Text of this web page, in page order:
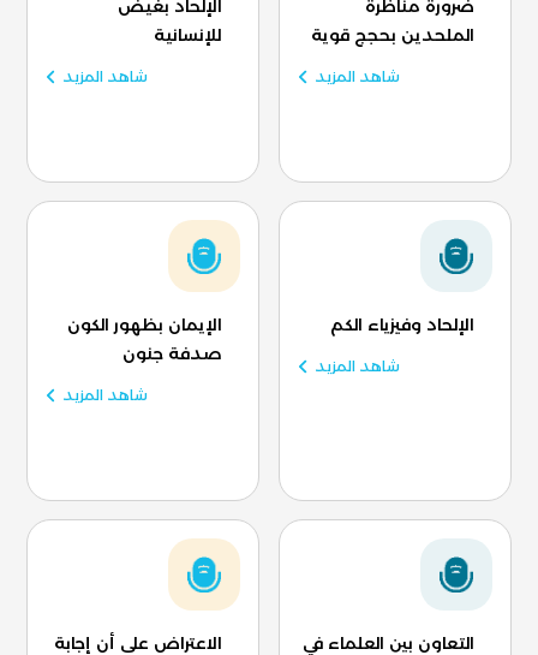
ضرورة مناظرة
الملحدين بحجج قوية
شاهد المزيد
الإلحاد بغيض
للإنسانية
شاهد المزيد
الإلحاد وفيزياء الكم
شاهد المزيد
الإيمان بظهور الكون
صدفة جنون
شاهد المزيد
التعاون بين العلماء في
الاعتراض على أن إجابة